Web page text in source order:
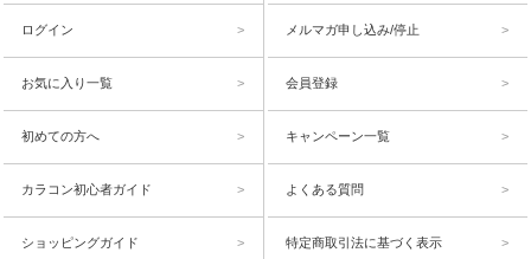
ログイン メルマガ申し込み/停止
お気に入り一覧 会員登録
初めての方へ キャンペーン一覧
カラコン初心者ガイド よくある質問
ショッピングガイド 特定商取引法に基づく表示